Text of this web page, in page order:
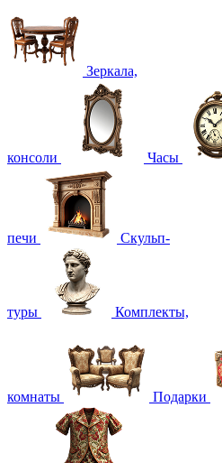
Зеркала,
консоли Часы
печи Скульп-
туры Комплекты,
комнаты Подарки